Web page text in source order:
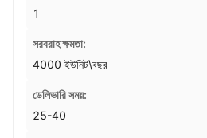
1
সরবরাহ ক্ষমতা:
4000 ইউনিট\বছর
ডেলিভারি সময়:
25-40